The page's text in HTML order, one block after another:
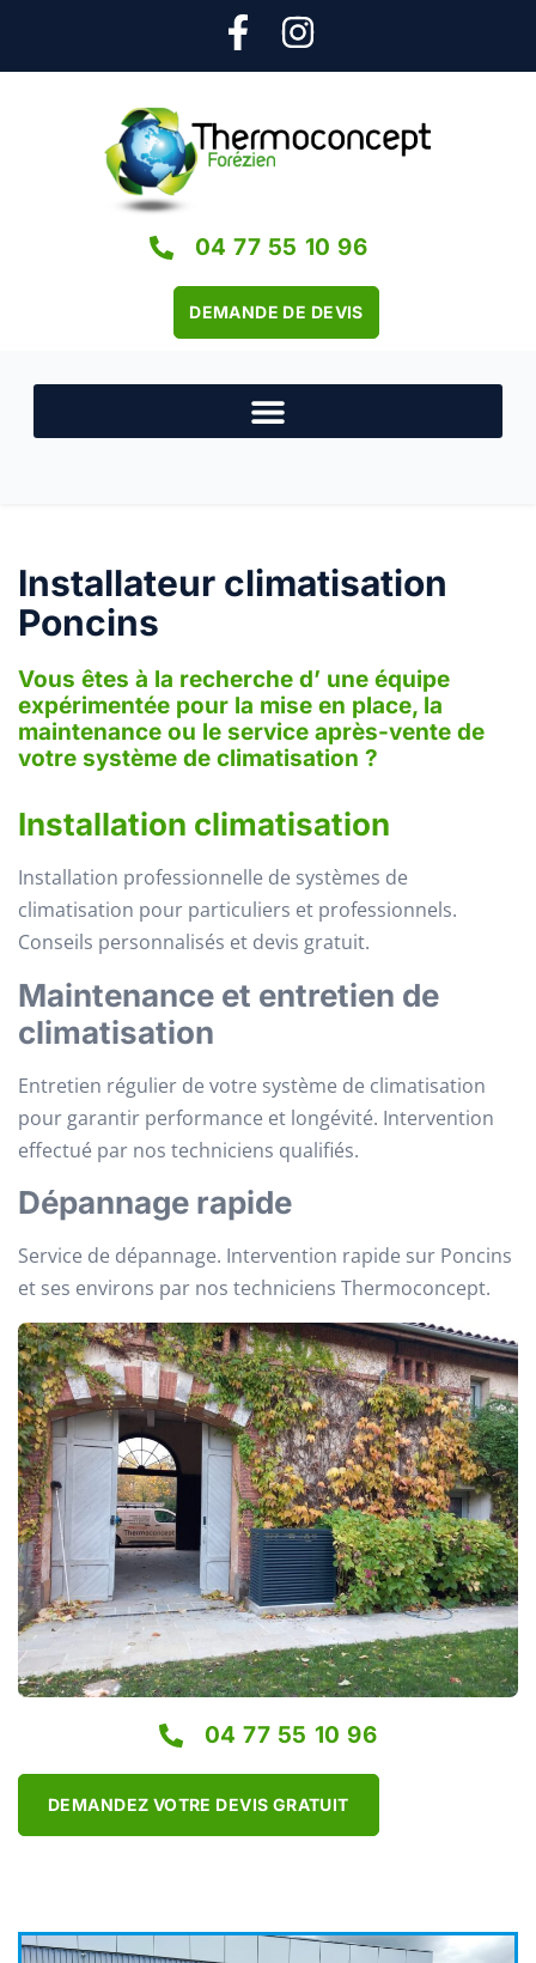
04 77 55 10 96
DEMANDE DE DEVIS
Installateur climatisation
Poncins
Vous êtes à la recherche d’ une équipe
expérimentée pour la mise en place, la
maintenance ou le service après-vente de
votre système de climatisation ?
Installation climatisation
Installation professionnelle de systèmes de
climatisation pour particuliers et professionnels.
Conseils personnalisés et devis gratuit.
Maintenance et entretien de
climatisation
Entretien régulier de votre système de climatisation
pour garantir performance et longévité. Intervention
effectué par nos techniciens qualifiés.
Dépannage rapide
Service de dépannage. Intervention rapide sur Poncins
et ses environs par nos techniciens Thermoconcept.
04 77 55 10 96
DEMANDEZ VOTRE DEVIS GRATUIT